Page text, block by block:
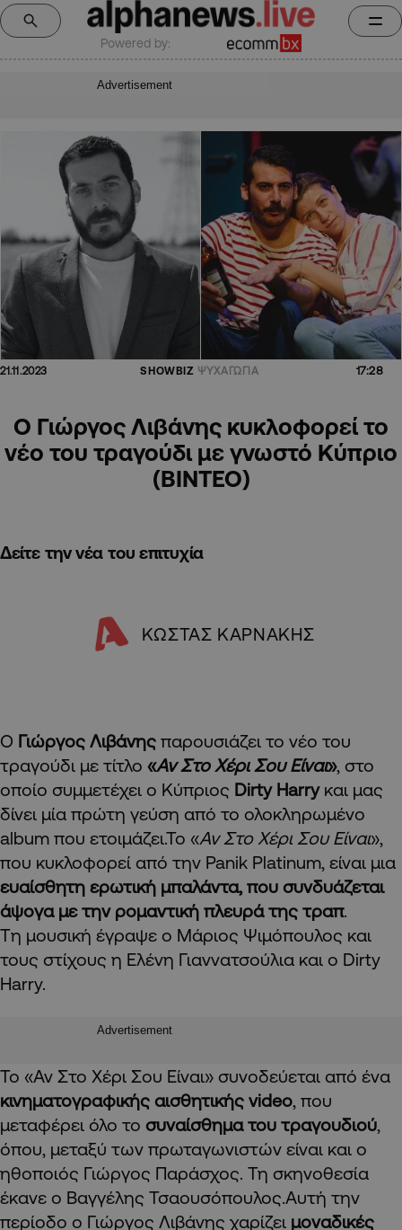
Powered by:
Advertisement
21.11.2023 SHOWBIZ ΨΥΧΑΓΩΓΙΑ 17:28
O Γιώργος Λιβάνης κυκλοφορεί το
νέο του τραγούδι με γνωστό Κύπριο
(ΒΙΝΤΕΟ)
Δείτε την νέα του επιτυχία
ΚΩΣΤΑΣ ΚΑΡΝΑΚΗΣ
O Γιώργος Λιβάνης παρουσιάζει το νέο του
τραγούδι με τίτλο «Αν Στο Χέρι Σου Είναι», στο
οποίο συμμετέχει ο Kύπριος Dirty Harryκαι μας
δίνει μία πρώτη γεύση από το ολοκληρωμένο
album που ετοιμάζει.Το «Αν Στο Χέρι Σου Είναι»,
που κυκλοφορεί από την Panik Platinum, είναι μια
ευαίσθητη ερωτική μπαλάντα, που συνδυάζεται
άψογα με την ρομαντική πλευρά της τραπ.
Tη μουσική έγραψε ο Μάριος Ψιμόπουλος και
τους στίχους η Ελένη Γιαννατσούλια και ο Dirty
Harry.
Advertisement
Το «Αν Στο Χέρι Σου Είναι» συνοδεύεται από ένα
κινηματογραφικής αισθητικής video, που
μεταφέρει όλο το συναίσθημα του τραγουδιού,
όπου, μεταξύ των πρωταγωνιστών είναι και ο
ηθοποιός Γιώργος Παράσχος. Τη σκηνοθεσία
έκανε ο Βαγγέλης Τσαουσόπουλος.Αυτή την
περίοδο ο Γιώργος Λιβάνης χαρίζει μοναδικές